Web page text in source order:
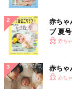
赤ちゃ
ブ 夏
く！赤ち
赤ちゃ
赤ち